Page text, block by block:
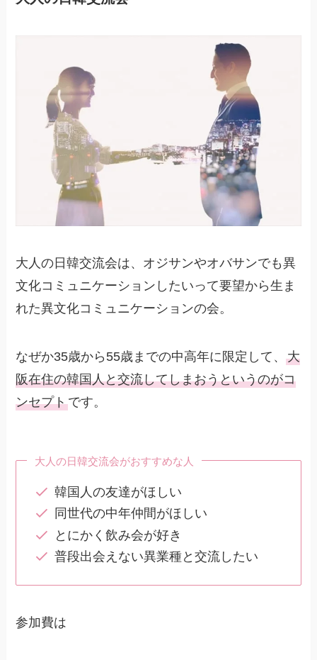
大人の日韓交流会は、オジサンやオバサンでも異
文化コミュニケーションしたいって要望から生ま
れた異文化コミュニケーションの会。
なぜか35歳から55歳までの中高年に限定して、大
阪在住の韓国人と交流してしまおうというのがコ
ンセプトです。
大人の日韓交流会がおすすめな人
韓国人の友達がほしい
同世代の中年仲間がほしい
とにかく飲み会が好き
普段出会えない異業種と交流したい
参加費は